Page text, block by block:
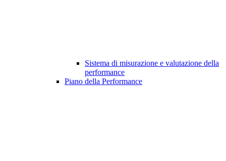
Sistema di misurazione e valutazione della
performance
Piano della Performance